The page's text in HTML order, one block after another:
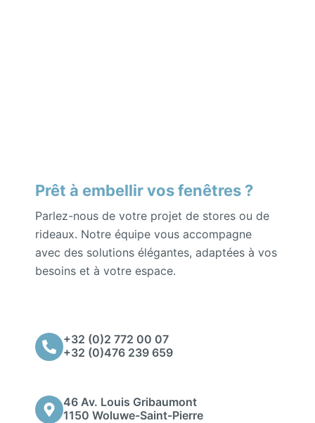
Prêt à embellir vos fenêtres ?
Parlez-nous de votre projet de stores ou de
rideaux. Notre équipe vous accompagne
avec des solutions élégantes, adaptées à vos
besoins et à votre espace.
+32 (0)2 772 00 07
+32 (0)476 239 659
46 Av. Louis Gribaumont
1150 Woluwe-Saint-Pierre